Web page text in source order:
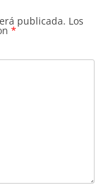
publicada. Los
*